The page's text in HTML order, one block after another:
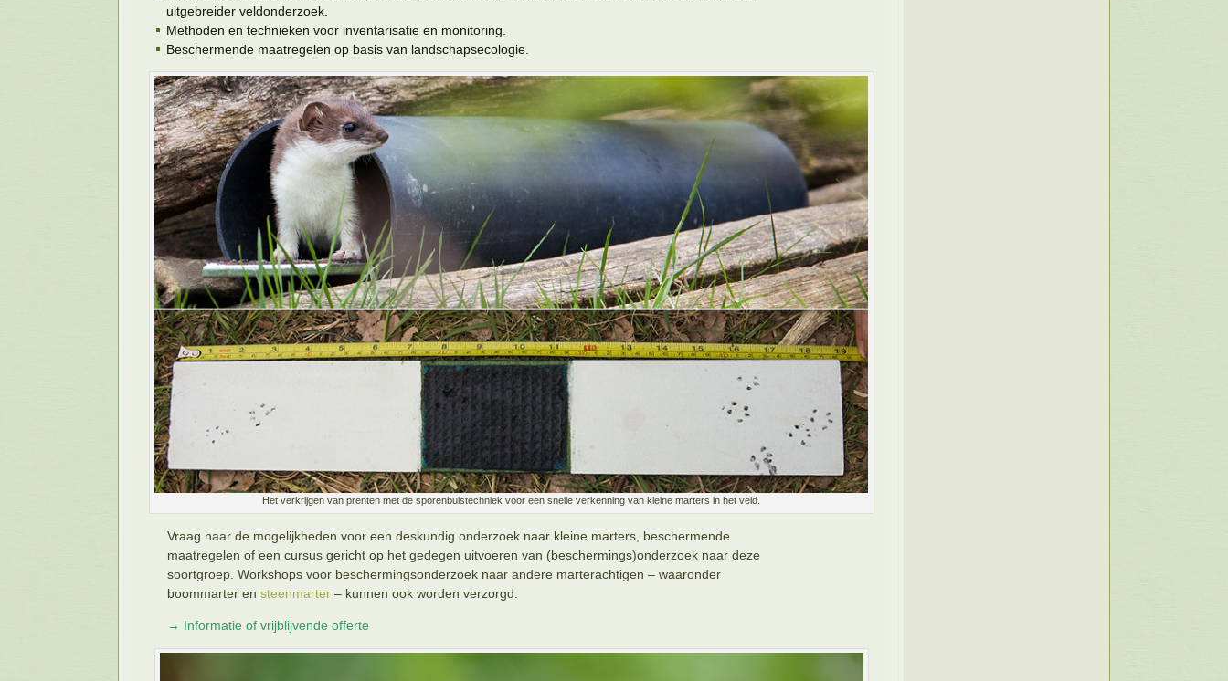
uitgebreider veldonderzoek.
Methoden en technieken voor inventarisatie en monitoring.
Beschermende maatregelen op basis van landschapsecologie.
Het verkrijgen van prenten met de sporenbuistechniek voor een snelle verkenning van kleine marters in het veld.
Vraag naar de mogelijkheden voor een deskundig onderzoek naar kleine marters, beschermende
maatregelen of een cursus gericht op het gedegen uitvoeren van (beschermings)onderzoek naar deze
soortgroep. Workshops voor beschermingsonderzoek naar andere marterachtigen – waaronder
boommarter en steenmarter – kunnen ook worden verzorgd.
→ Informatie of vrijblijvende offerte